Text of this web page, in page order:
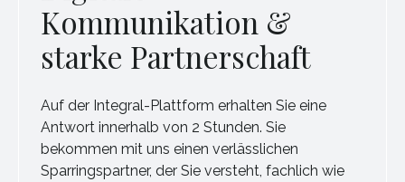
Kommunikation &
starke Partnerschaft
Auf der Integral-Plattform erhalten Sie eine
Antwort innerhalb von 2 Stunden. Sie
bekommen mit uns einen verlässlichen
Sparringspartner, der Sie versteht, fachlich wie